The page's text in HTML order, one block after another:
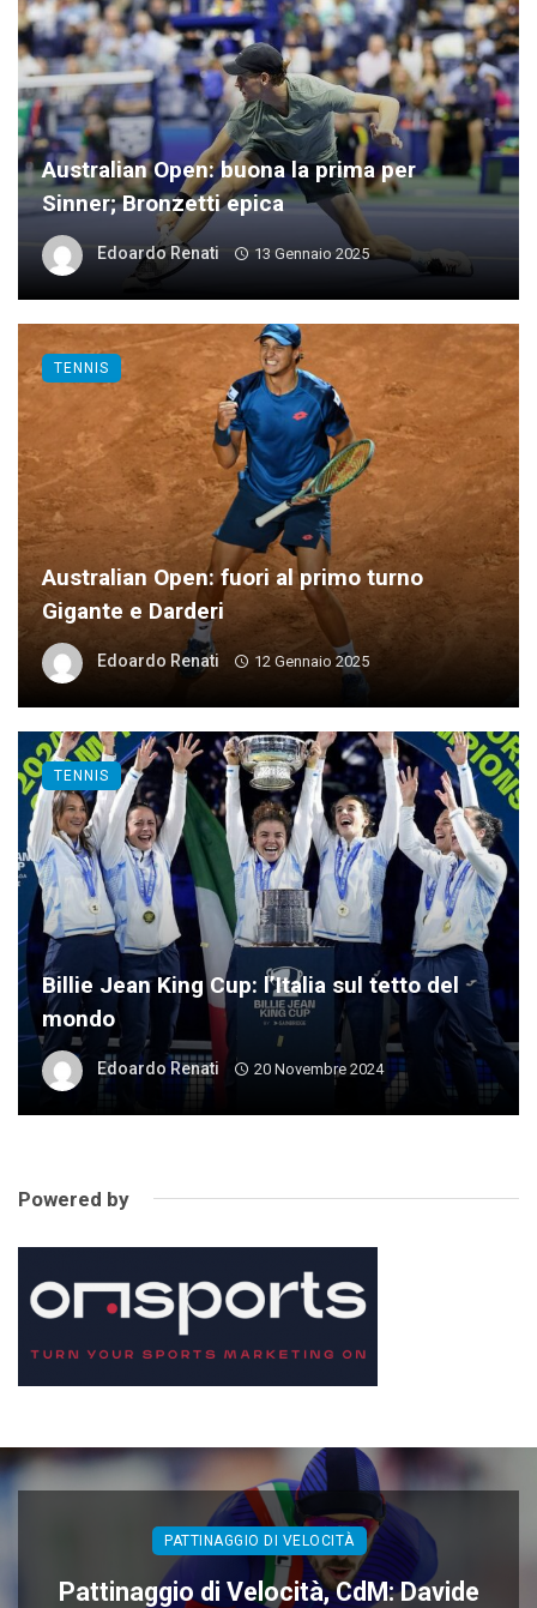
Australian Open: buona la prima per
Sinner; Bronzetti epica
Edoardo Renati 13 Gennaio 2025
Australian Open: fuori al primo turno
Gigante e Darderi
Edoardo Renati 12 Gennaio 2025
TENNIS
Billie Jean King Cup: l’Italia sul tetto del
mondo
Edoardo Renati 20 Novembre 2024
TENNIS
Powered by
PATTINAGGIO DI VELOCITÀ
Pattinaggio di Velocità, CdM: Davide